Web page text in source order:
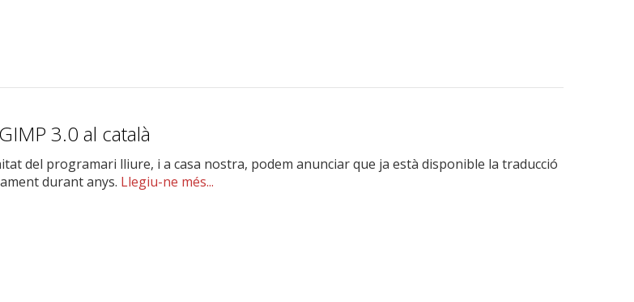
3.0 al català
del programari lliure, i a casa nostra, podem anunciar que ja està disponible la traducció
durant anys. Llegiu-ne més...